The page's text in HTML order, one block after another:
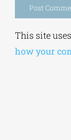
This site
how your